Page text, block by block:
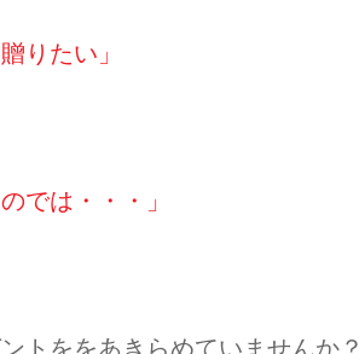
りたい」
では・・・」
トををあきらめていませんか？